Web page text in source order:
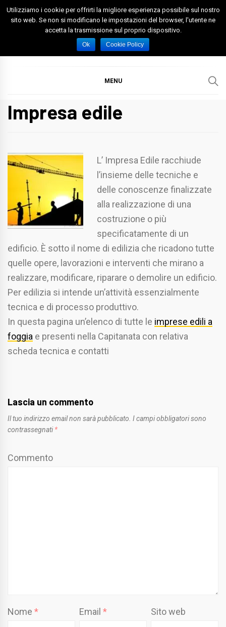
Skip
Spazio Foggia
Foggia News Calcio Eventi e Attività nella Capitanata
MENU
Impresa edile
L’ Impresa Edile racchiude
l’insieme delle tecniche e
delle conoscenze finalizzate
alla realizzazione di una
costruzione o più
specificatamente di un
edificio. È sotto il nome di edilizia che ricadono tutte
quelle opere, lavorazioni e interventi che mirano a
realizzare, modificare, riparare o demolire un edificio.
Per edilizia si intende un’attività essenzialmente
tecnica e di processo produttivo.
In questa pagina un’elenco di tutte le imprese edili a
foggia e presenti nella Capitanata con relativa
scheda tecnica e contatti
Lascia un commento
Il tuo indirizzo email non sarà pubblicato. I campi obbligatori sono
contrassegnati *
Commento
Nome * Email* Sito web
Utilizziamo i cookie per offrirti la migliore esperienza possibile sul nostro
sito web. Se non si modificano le impostazioni del browser, l'utente ne
accetta la trasmissione sul proprio dispositivo.
Ok Cookie Policy